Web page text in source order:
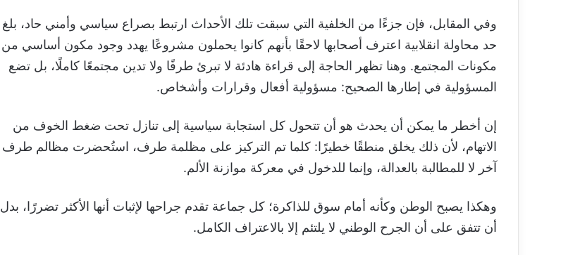
وفي المقابل، فإن جزءًا من الخلفية التي سبقت تلك الأحداث ارتبط بصراع سياسي وأمني حاد، بلغ
حد محاولة انقلابية اعترف أصحابها لاحقًا بأنهم كانوا يحملون مشروعًا يهدد وجود مكون أساسي من
مكونات المجتمع. وهنا تظهر الحاجة إلى قراءة هادئة لا تبرئ طرفًا ولا تدين مجتمعًا كاملًا، بل تضع
المسؤولية في إطارها الصحيح: مسؤولية أفعال وقرارات وأشخاص.
إن أخطر ما يمكن أن يحدث هو أن تتحول كل استجابة سياسية إلى تنازل تحت ضغط الخوف من
الاتهام، لأن ذلك يخلق منطقًا خطيرًا: كلما تم التركيز على مظلمة طرف، استُحضرت مظالم طرف
آخر لا للمطالبة بالعدالة، وإنما للدخول في معركة موازنة الألم.
وهكذا يصبح الوطن وكأنه أمام سوق للذاكرة؛ كل جماعة تقدم جراحها لإثبات أنها الأكثر تضررًا، بدل
أن تتفق على أن الجرح الوطني لا يلتئم إلا بالاعتراف الكامل.